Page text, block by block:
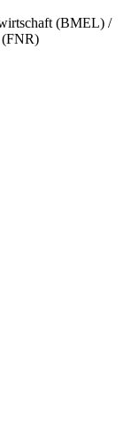
(BMEL) /
(FNR)